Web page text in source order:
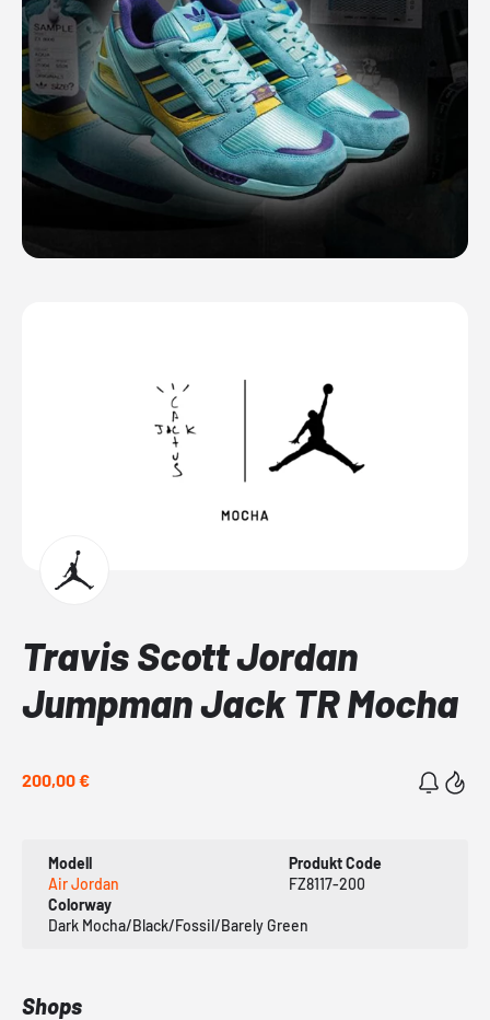
Travis Scott Jordan
Jumpman Jack TR Mocha
200,00 €
Modell
Air Jordan
Produkt Code
FZ8117-200
Colorway
Dark Mocha/Black/Fossil/Barely Green
Shops